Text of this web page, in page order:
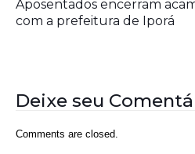
Nós somos a RDR, Rede